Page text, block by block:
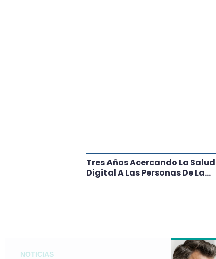
NOTICIAS
Tres Años Acercando La Salud
Digital A Las Personas De La